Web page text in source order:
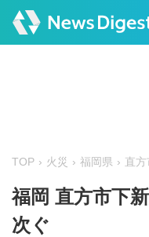
TOP 火災 福岡県 直方
福岡 直方市下
次ぐ